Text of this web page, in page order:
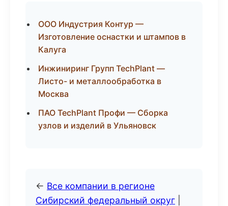
ООО Индустрия Контур —
Изготовление оснастки и штампов в
Калуга
Инжиниринг Групп TechPlant —
Листо- и металлообработка в
Москва
ПАО TechPlant Профи — Сборка
узлов и изделий в Ульяновск
← Все компании в регионе
Сибирский федеральный округ